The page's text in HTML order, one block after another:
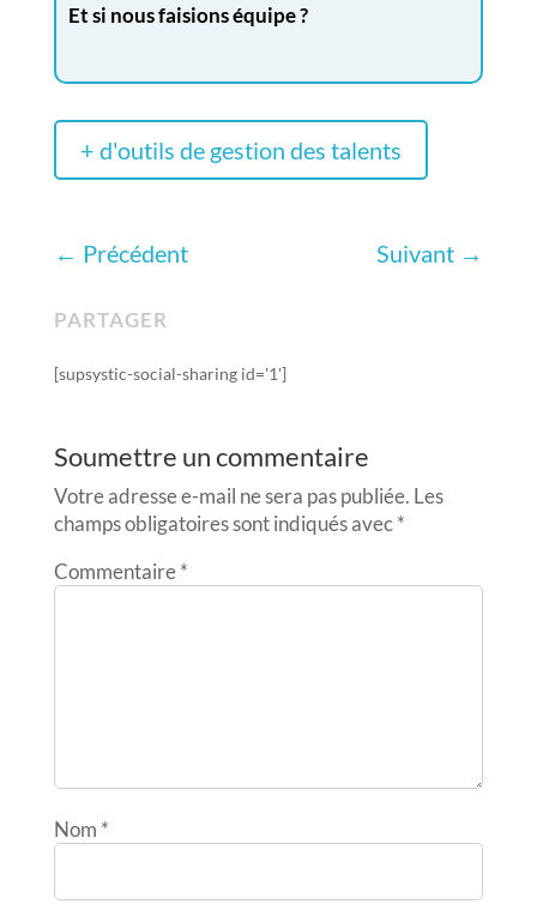
Et si nous faisions équipe ?
+ d'outils de gestion des talents
← Précédent Suivant →
PARTAGER
[supsystic-social-sharing id='1']
Soumettre un commentaire
Votre adresse e-mail ne sera pas publiée. Les
champs obligatoires sont indiqués avec*
Commentaire*
Nom *